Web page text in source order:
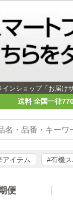
ンショップ「お届け
送料 全国一律
アイテム #有機
便